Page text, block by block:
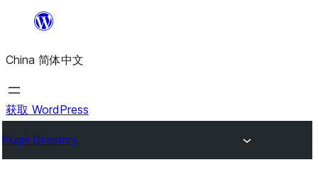
内
容
China 简体中文
获取 WordPress
Plugin Directory